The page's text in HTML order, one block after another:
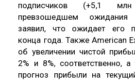
подписчиков (+5,1
превзошедшем ожидания
заявил, что ожидает его
конца года. Также American
об увеличении чистой
2% и 8%, соответственно,
прогноз прибыли на